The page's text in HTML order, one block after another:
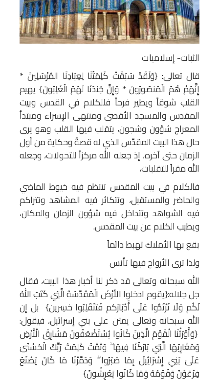
الثبات- إسلاميات
قال تعالى: {وَلَقَدْ سَبَقَتْ كَلِمَتُنَا لِعِبَادِنَا المُرْسَلِينَ *
إِنَّهُمْ هُمُ الْمَنصُورُونَ * وَإِنَّ جُندَنَا لَهُمُ الْغَلِبُونَ} يهيم
القلب شوقاً ويطير فرحاً فللكلام في القدس وبيت
المقدس والمسجد الأقصى ومنتهى الإسراء ومبتدأ
المعراج شؤون وشجون، يتقلب فيها القلب وهو يرى
حال هذا البيت المقدَّس الذي له قصةٌ وحكاية من أول
الزمان حتى آخره، إذ جعله الله مركزاً للتحولات، وجعله
الله مقراً للتقلبات،
فالكلام في بيت المقدس تنتظم فيه خيوط الماضي
والحاضر والمستقبل، وتتكاثر فيه المشاهد وتتراكم
فيه الشواهد وتتداخل فيه شؤون الزمان والمكان،
ويطيب الكلام عن بيت المقدس.
بقع بها الأملاك تهبط دائماً
ولذا ترى الأرواح فيها تأنس
الله سبحانه وتعالى قد ذكر لنا أخبار هذا البيت، فقال
جل جلاله:{يقوم ادخلوا الأَرْضَ الْمُقَدَّسَةَ الَّتِي كَتَبَ اللهُ
لَكُم وَلَا تَرْتَدُّوا عَلَى أَدْبَارَكم فَتنَقَلِبُوا خسِرين} بل إن
الله سبحانه وتعالى يمتن على بني إسرائيل، فيقول:
{وَأَوْرَثْنَا الْقَوْمَ الَّذِينَ كَانُوا يُسْتَضْعَفُونَ مَشَارِقَ الْأَرْضِ
وَمَغَارِبَهَا الَّتِي بَارَكْنَا فِيهَا ۖ وَتَمَّتْ كَلِمَتُ رَبِّكَ الْحُسْنَىٰ
عَلَىٰ بَنِي إِسْرَائِيلَ بِمَا صَبَرُوا ۖ وَدَمَّرْنَا مَا كَانَ يَصْنَعُ
فِرْعَوْنُ وَقَوْمُهُ وَمَا كَانُوا يَعْرِشُونَ}